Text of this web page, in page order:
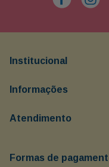
Institucional
Política de entrega
Informações
Atendimento
WhatsApp (13)
Formas de